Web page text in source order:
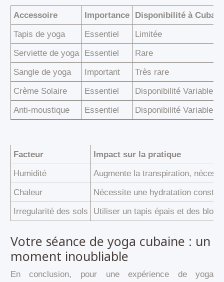
Accessoire Importance
Disponibilité à Cuba
Tapis de yoga
Essentiel
Limitée
Serviette de yoga
Essentiel
Rare
Sangle de yoga
Important
Très rare
Crème Solaire
Essentiel
Disponibilité Variable
Anti-moustique
Essentiel Disponibilité Variable
Facteur
Impact sur la pratique
Humidité
Augmente la transpiration,
Chaleur
Nécessite une hydratation
Irregularité des sols
Utiliser un tapis épais et des blocs
Votre séance de yoga cubaine : un
moment inoubliable
En conclusion, pour une expérience de yoga